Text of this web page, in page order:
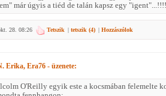
már úgyis a tiéd de talán kapsz egy "igent"...!!!!
28. 08:26 Tetszik | tetszik (4) | Hozzászólok
Erika, Era76 - üzenete:
O'Reilly egyik este a kocsmában felemelte